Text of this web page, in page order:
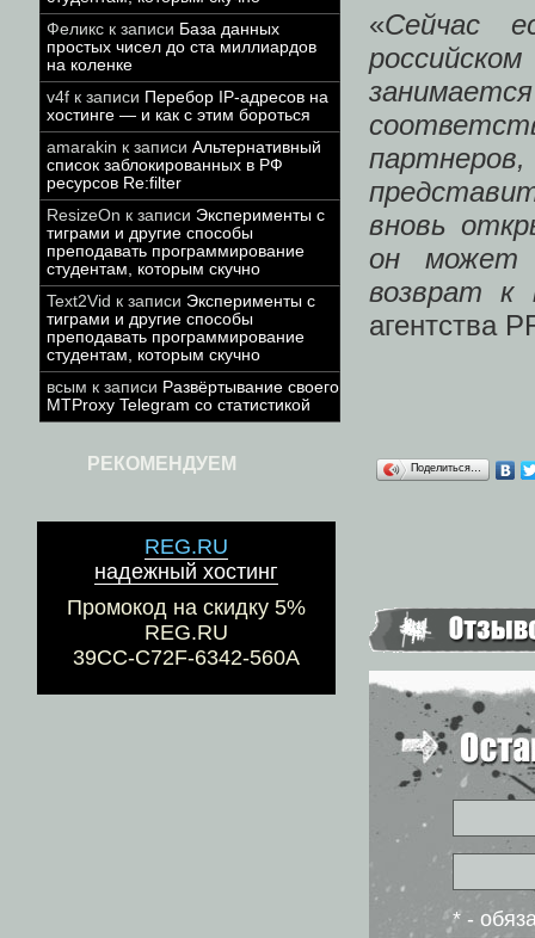
Феликс к записи База данных
простых чисел до ста миллиардов
на коленке
v4f к записи Перебор IP-адресов на
хостинге — и как с этим бороться
amarakin к записи Альтернативный
список заблокированных в РФ
ресурсов Re:filter
ResizeOn к записи Эксперименты с
тиграми и другие способы
преподавать программирование
студентам, которым скучно
Text2Vid к записи Эксперименты с
тиграми и другие способы
преподавать программирование
студентам, которым скучно
всым к записи Развёртывание своего
MTProxy Telegram со статистикой
РЕКОМЕНДУЕМ
REG.RU
надежный хостинг
Промокод на скидку 5%
REG.RU
39CC-C72F-6342-560A
«Сейчас
вновь
он может
возврат к
агентства
Поделиться…
* -